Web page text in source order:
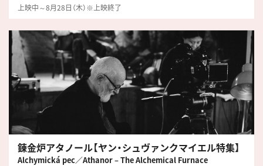
上映中～8月28日（木）※上映終了
錬金炉アタノール【ヤン・シュヴァンクマイエル特集】
Alchymická pec／Athanor – The Alchemical Furnace